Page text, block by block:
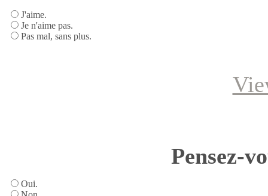
J'aime.
Je n'aime pas.
Pas mal, sans plus.
Pensez-
Oui.